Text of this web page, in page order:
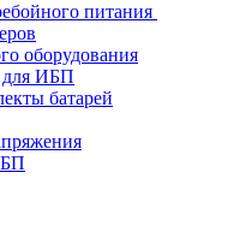
питания
оборудования
для ИБП
батарей